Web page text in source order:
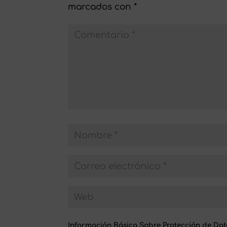
marcados con *
Información Básica Sobre Protección de